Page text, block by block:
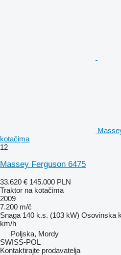
kotačima
12
Massey Ferguson 6475
33.620 € 145.000 PLN
Traktor na kotačima
2009
7.200 m/č
Snaga 140 k.s. (103 kW) Osovinska
km/h
Poljska, Mordy
SWISS-POL
Kontaktirajte prodavatelja